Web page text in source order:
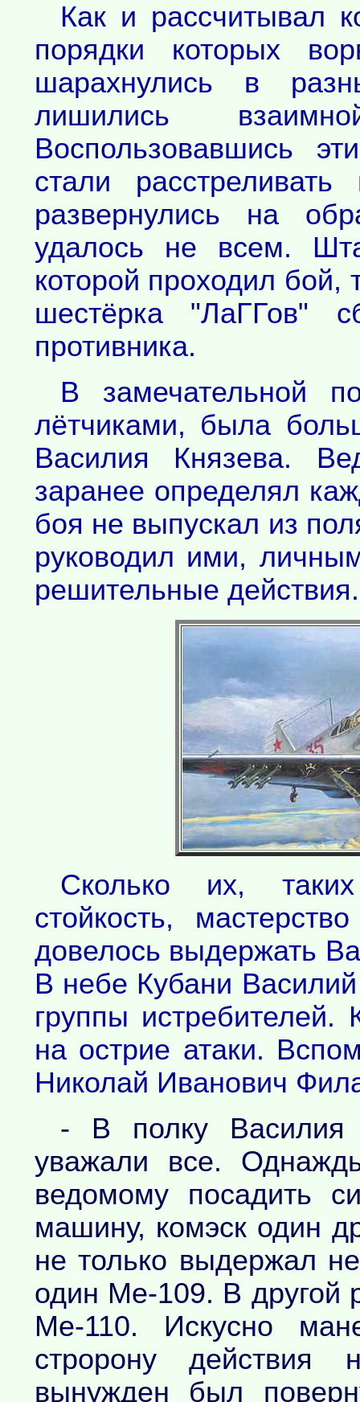
Как и рассчитывал
порядки которых
шарахнулись в
лишились
Воспользовавшись
стали
развернулись на
удалось не всем.
которой проходил бой,
шестёрка "ЛаГГов"
противника.
В замечательной
лётчиками, была
Василия Князева.
заранее определял
боя не выпускал из
руководил ими,
решительные действия.
Сколько их,
стойкость,
довелось выдержать
В небе Кубани
группы
на острие атаки.
Николай Иванович
- В полку Василия
уважали все.
ведомому посадить
машину, комэск один
не только выдержал
один Ме-109. В другой
Ме-110. Искусно
стророну
вынужден был